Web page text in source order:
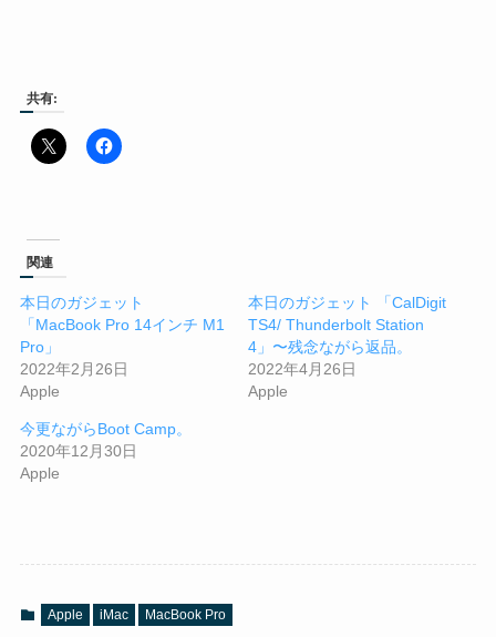
共有:
関連
本日のガジェット
「MacBook Pro 14インチ M1
Pro」
2022年2月26日
Apple
本日のガジェット 「CalDigit
TS4/ Thunderbolt Station
4」〜残念ながら返品。
2022年4月26日
Apple
今更ながらBoot Camp。
2020年12月30日
Apple
Apple iMac MacBook Pro